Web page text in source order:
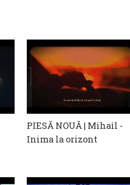
PIESĂ NOUĂ | Mihail -
Inima la orizont